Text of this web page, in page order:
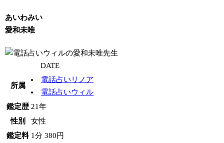
あいわみい
愛和未唯
DATE
所属
電話占いリノア
電話占いウィル
鑑定歴 21年
性別
女性
鑑定料 1分 380円